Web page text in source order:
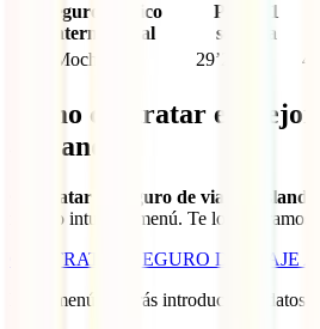
Seguro médico
internacional
Precio 1
semana
IATI Mochilero
29’26 €
Cómo contratar el mejor
a Islandia
Contratar tu seguro de viaje a
nuestro intuitivo menú. Te lo mostramos:
CONTRATAR SEGURO DE VIAJE
En el menú deberás introducir los datos